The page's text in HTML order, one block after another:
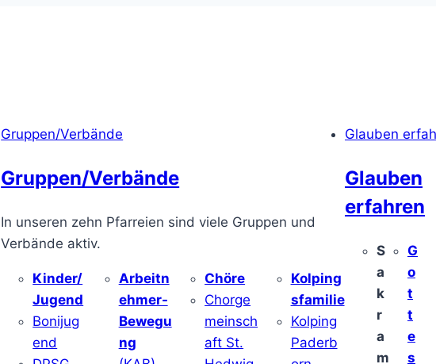
Gruppen/Verbände
Gruppen/Verbände
In unseren zehn Pfarreien sind viele Gruppen und
Verbände aktiv.
Kinder/
Jugend
Bonijug
end
Arbeitn
ehmer-
Bewegu
ng
Chöre
Chorge
meinsch
aft St.
Kolping
sfamilie
Kolping
Paderb
Glauben
Glauben
erfahren
S
a
k
r
a
m
G
o
t
t
e
s